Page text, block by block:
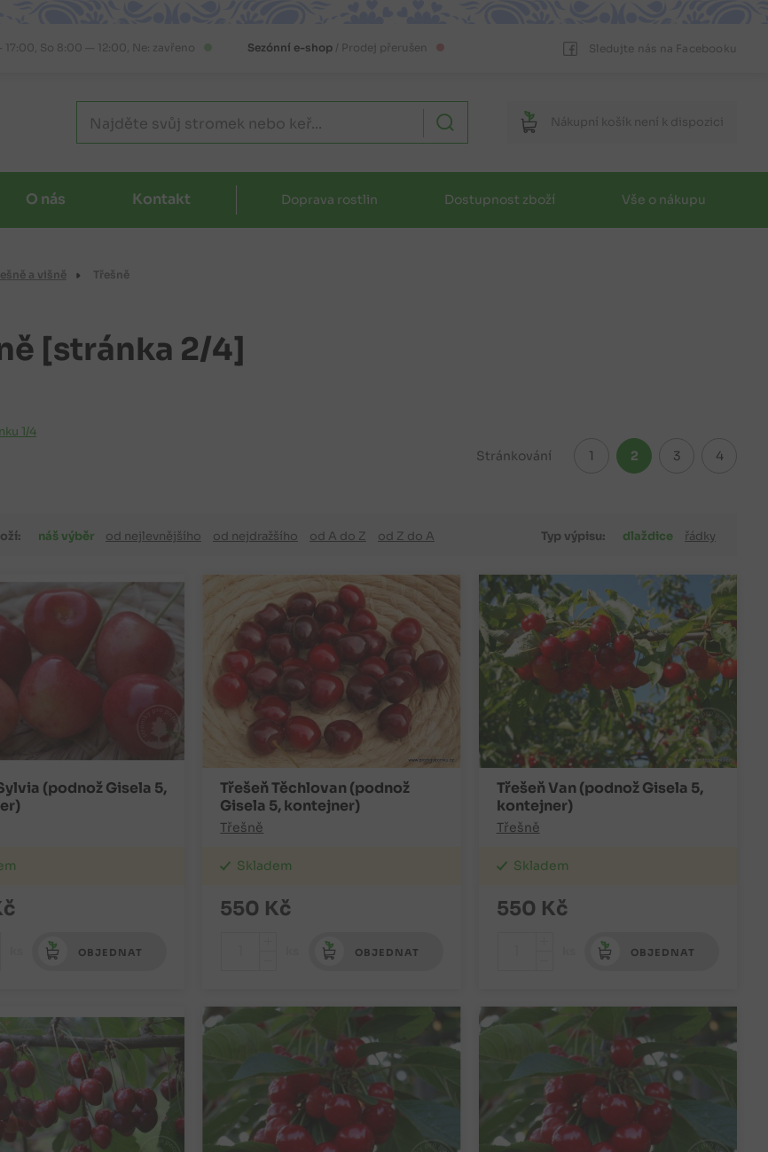
So 8:00 — 12:00, Ne: zavřeno Sezónní e-shop/ Prodej přerušen Sledujte nás na Facebooku
Nákupní košík není k dispozici
O nás Kontakt Doprava rostlin Dostupnost zboží Vše o nákupu
a višně Třešně
[stránka 2/4]
1/4
Stránkování 1 2 3 4
náš výběr od nejlevnějšího od nejdražšího od A do Z od Z do A Typ výpisu: dlaždice řádky
(podnož Gisela 5,
OBJEDNAT
Třešeň Těchlovan (podnož
Gisela 5, kontejner)
Třešně
Skladem
550 Kč
OBJEDNAT
Třešeň Van (podnož Gisela 5,
kontejner)
Třešně
Skladem
550 Kč
OBJEDNAT